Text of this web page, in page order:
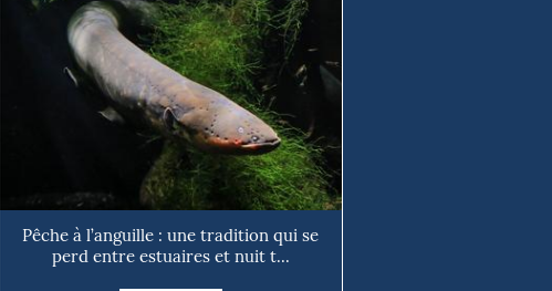
Pêche à l’anguille : une tradition qui se
perd entre estuaires et nuit t...